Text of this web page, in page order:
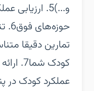
و...)‏5.
تمارین دقیقا
کودک